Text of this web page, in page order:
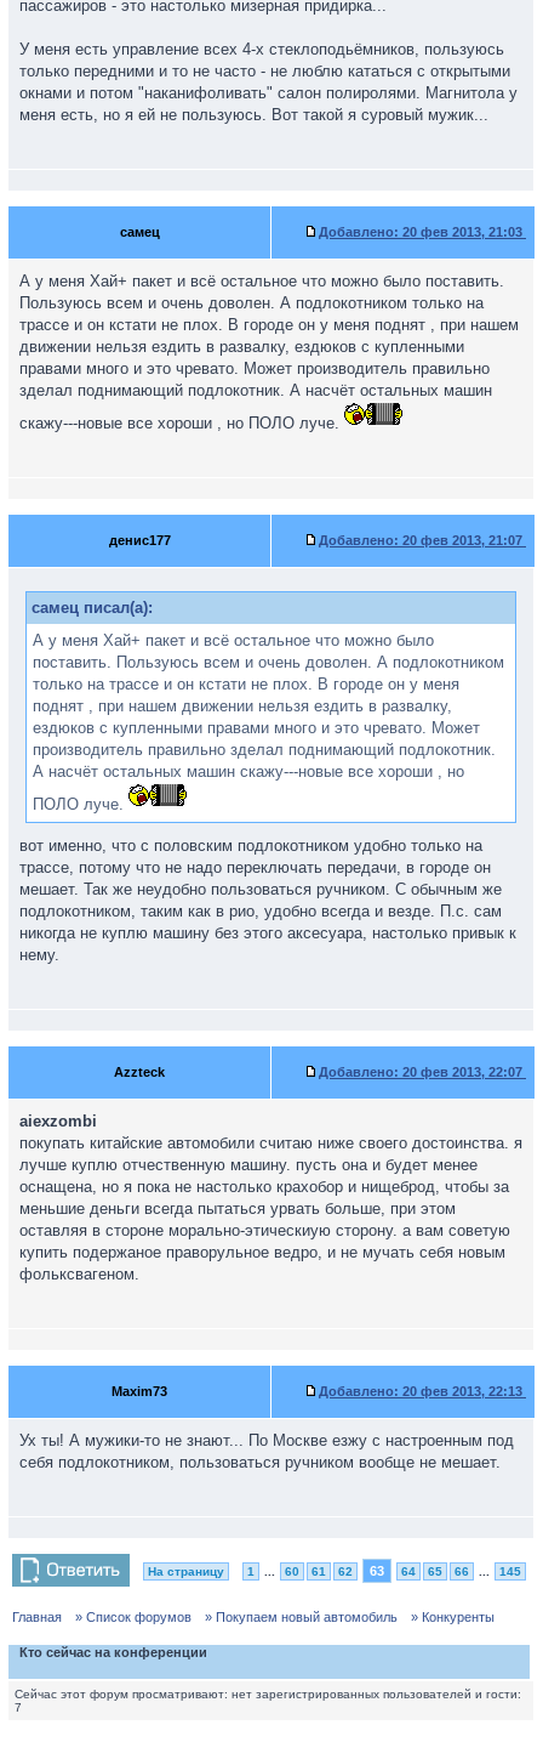
пассажиров - это настолько мизерная придирка...
У меня есть управление всех 4-х стеклоподьёмников, пользуюсь
только передними и то не часто - не люблю кататься с открытыми
окнами и потом "наканифоливать" салон полиролями. Магнитола у
меня есть, но я ей не пользуюсь. Вот такой я суровый мужик...
самец Добавлено: 20 фев 2013, 21:03
А у меня Хай+ пакет и всё остальное что можно было поставить.
Пользуюсь всем и очень доволен. А подлокотником только на
трассе и он кстати не плох. В городе он у меня поднят , при нашем
движении нельзя ездить в развалку, ездюков с купленными
правами много и это чревато. Может производитель правильно
зделал поднимающий подлокотник. А насчёт остальных машин
скажу---новые все хороши , но ПОЛО луче.
денис177 Добавлено: 20 фев 2013, 21:07
самец писал(а):
А у меня Хай+ пакет и всё остальное что можно было
поставить. Пользуюсь всем и очень доволен. А подлокотником
только на трассе и он кстати не плох. В городе он у меня
поднят , при нашем движении нельзя ездить в развалку,
ездюков с купленными правами много и это чревато. Может
производитель правильно зделал поднимающий подлокотник.
А насчёт остальных машин скажу---новые все хороши , но
ПОЛО луче.
вот именно, что с половским подлокотником удобно только на
трассе, потому что не надо переключать передачи, в городе он
мешает. Так же неудобно пользоваться ручником. С обычным же
подлокотником, таким как в рио, удобно всегда и везде. П.с. сам
никогда не куплю машину без этого аксесуара, настолько привык к
нему.
Azzteck Добавлено: 20 фев 2013, 22:07
aiexzombi
покупать китайские автомобили считаю ниже своего достоинства. я
лучше куплю отчественную машину. пусть она и будет менее
оснащена, но я пока не настолько крахобор и нищеброд, чтобы за
меньшие деньги всегда пытаться урвать больше, при этом
оставляя в стороне морально-этическиую сторону. а вам советую
купить подержаное праворульное ведро, и не мучать себя новым
фольксвагеном.
Maxim73 Добавлено: 20 фев 2013, 22:13
Ух ты! А мужики-то не знают... По Москве езжу с настроенным под
себя подлокотником, пользоваться ручником вообще не мешает.
На страницу 1 60 61 62 63 64 65 66 145
Главная » Список форумов » Покупаем новый автомобиль » Конкуренты
Кто сейчас на конференции
Сейчас этот форум просматривают: нет зарегистрированных пользователей и гости:
7